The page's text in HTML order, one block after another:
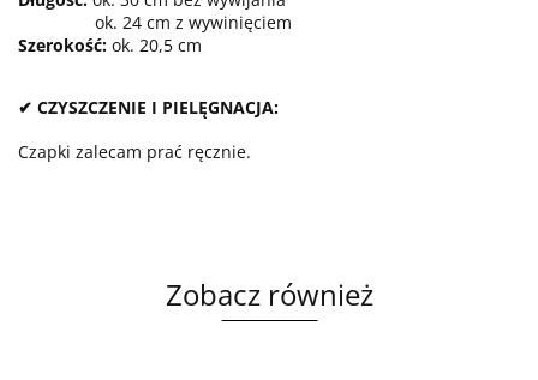
ok. 24 cm z wywinięciem
Szerokość: ok. 20,5 cm
✔ CZYSZCZENIE I PIELĘGNACJA:
Czapki zalecam prać ręcznie.
Zobacz również